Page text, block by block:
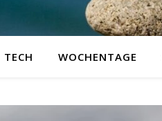
TECH WOCHENTAGE